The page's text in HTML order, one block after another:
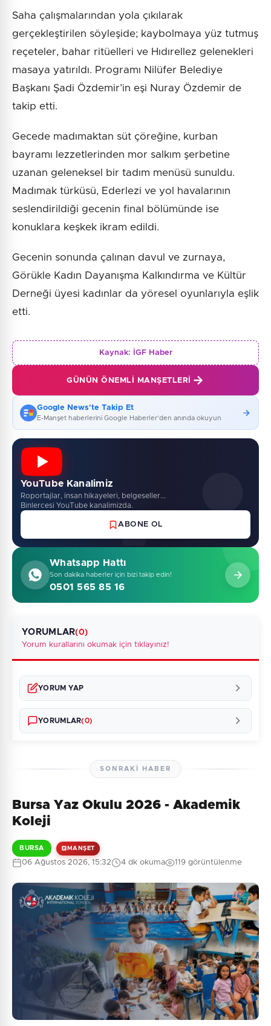
Saha çalışmalarından yola çıkılarak
gerçekleştirilen söyleşide; kaybolmaya yüz tutmuş
reçeteler, bahar ritüelleri ve Hıdırellez gelenekleri
masaya yatırıldı. Programı Nilüfer Belediye
Başkanı Şadi Özdemir’in eşi Nuray Özdemir de
takip etti.
Gecede madımaktan süt çöreğine, kurban
bayramı lezzetlerinden mor salkım şerbetine
uzanan geleneksel bir tadım menüsü sunuldu.
Madımak türküsü, Ederlezi ve yol havalarının
seslendirildiği gecenin final bölümünde ise
konuklara keşkek ikram edildi.
Gecenin sonunda çalınan davul ve zurnaya,
Görükle Kadın Dayanışma Kalkındırma ve Kültür
Derneği üyesi kadınlar da yöresel oyunlarıyla eşlik
etti.
Kaynak: İGF Haber
GÜNÜN ÖNEMLI MANŞETLERI
Google News'te Takip Et
E-Manşet haberlerini Google Haberler'den anında okuyun
YouTube Kanalimiz
Roportajlar, insan hikayeleri, belgeseller...
Binlercesi YouTube kanalimizda.
ABONE OL
Whatsapp Hattı
Son dakika haberler için bizi takip edin!
0501 565 85 16
YORUMLAR(0)
Yorum kurallarını okumak için tıklayınız!
YORUM YAP
Güvenlik Sorusu:
7 + 1 = ?
Gönder
YORUMLAR(0)
Henüz yorum yapılmamış. İlk yorumu siz yapın!
SONRAKI HABER
Bursa Yaz Okulu 2026 - Akademik
Koleji
BURSA MANŞET
06 Ağustos 2026, 15:32 4 dk okuma 119 görüntülenme